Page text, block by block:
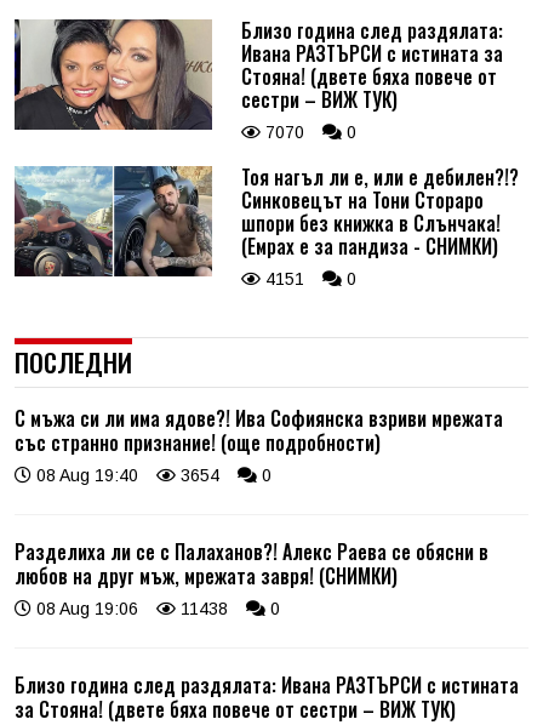
Близо година след раздялата:
Ивана РАЗТЪРСИ с истината за
Стояна! (двете бяха повече от
сестри – ВИЖ ТУК)
7070 0
Тоя нагъл ли е, или е дебилен?!?
Синковецът на Тони Стораро
шпори без книжка в Слънчака!
(Емрах е за пандиза - СНИМКИ)
4151 0
ПОСЛЕДНИ
С мъжа си ли има ядове?! Ива Софиянска взриви мрежата
със странно признание! (още подробности)
08 Aug 19:40 3654 0
Разделиха ли се с Палаханов?! Алекс Раева се обясни в
любов на друг мъж, мрежата завря! (СНИМКИ)
08 Aug 19:06 11438 0
Близо година след раздялата: Ивана РАЗТЪРСИ с истината
за Стояна! (двете бяха повече от сестри – ВИЖ ТУК)